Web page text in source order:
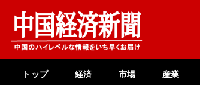
content
トップ 経済 市場 産業